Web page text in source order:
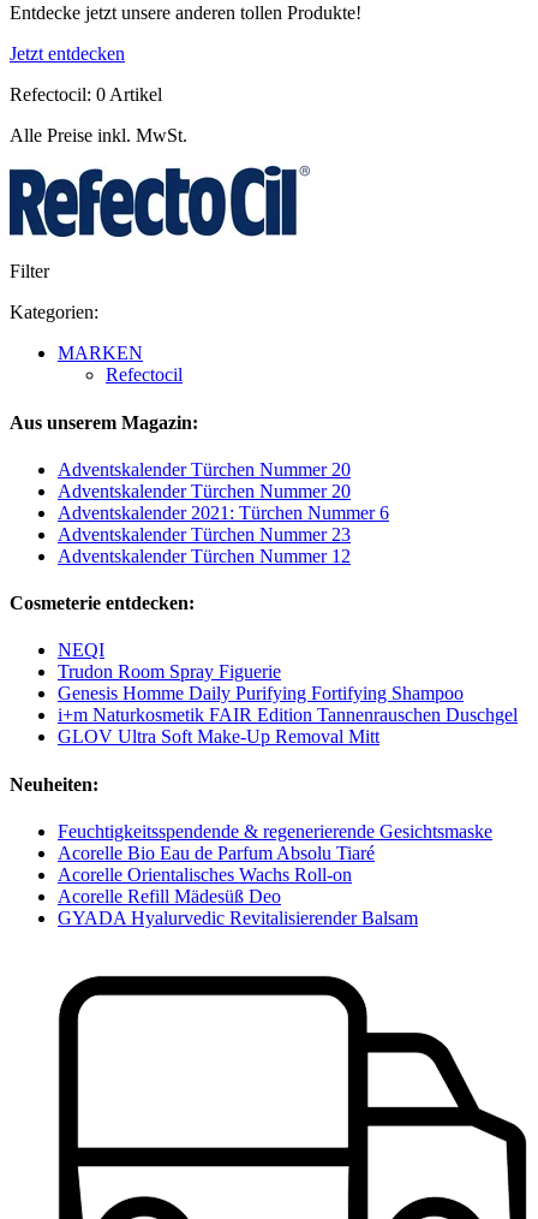
Entdecke jetzt unsere anderen tollen Produkte!
Jetzt entdecken
Refectocil: 0 Artikel
Alle Preise inkl. MwSt.
Filter
Kategorien:
MARKEN
Refectocil
Aus unserem Magazin:
Adventskalender Türchen Nummer 20
Adventskalender Türchen Nummer 20
Adventskalender 2021: Türchen Nummer 6
Adventskalender Türchen Nummer 23
Adventskalender Türchen Nummer 12
Cosmeterie entdecken:
NEQI
Trudon Room Spray Figuerie
Genesis Homme Daily Purifying Fortifying Shampoo
i+m Naturkosmetik FAIR Edition Tannenrauschen Duschgel
GLOV Ultra Soft Make-Up Removal Mitt
Neuheiten:
Feuchtigkeitsspendende & regenerierende Gesichtsmaske
Acorelle Bio Eau de Parfum Absolu Tiaré
Acorelle Orientalisches Wachs Roll-on
Acorelle Refill Mädesüß Deo
GYADA Hyalurvedic Revitalisierender Balsam